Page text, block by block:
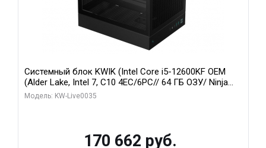
Системный блок KWIK (Intel Core i5-12600KF OEM
(Alder Lake, Intel 7, C10 4EC/6PC// 64 ГБ ОЗУ/ Ninja
Sinotex GTX1650 4GB 128bit GDDR6 DVI DP HDMI 2/
Модель: KW-Live0035
170 662 руб.